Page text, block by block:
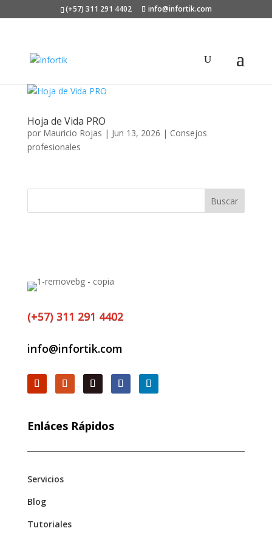
(+57) 311 291 4402 info@infortik.com
Hoja de Vida PRO
por Mauricio Rojas | Jun 13, 2026 | Consejos
profesionales
Buscar
(+57) 311 291 4402
info@infortik.com
Enláces Rápidos
Servicios
Blog
Tutoriales